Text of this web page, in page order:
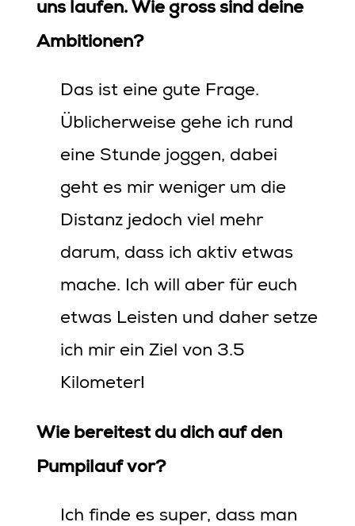
uns laufen. Wie gross sind deine
Ambitionen?
Das ist eine gute Frage.
Üblicherweise gehe ich rund
eine Stunde joggen, dabei
geht es mir weniger um die
Distanz jedoch viel mehr
darum, dass ich aktiv etwas
mache. Ich will aber für euch
etwas Leisten und daher setze
ich mir ein Ziel von 3.5
Kilometer!
Wie bereitest du dich auf den
Pumpilauf vor?
Ich finde es super, dass man